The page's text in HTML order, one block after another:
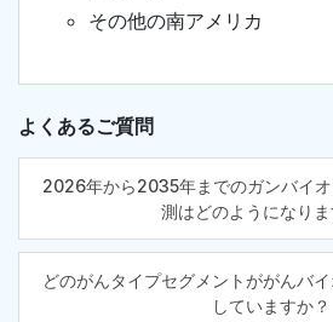
その他の南アメリカ
よくあるご質問
2026年から2035年までのガンバイ
測はどのようになりま
どのがんタイプセグメントががんバ
していますか？